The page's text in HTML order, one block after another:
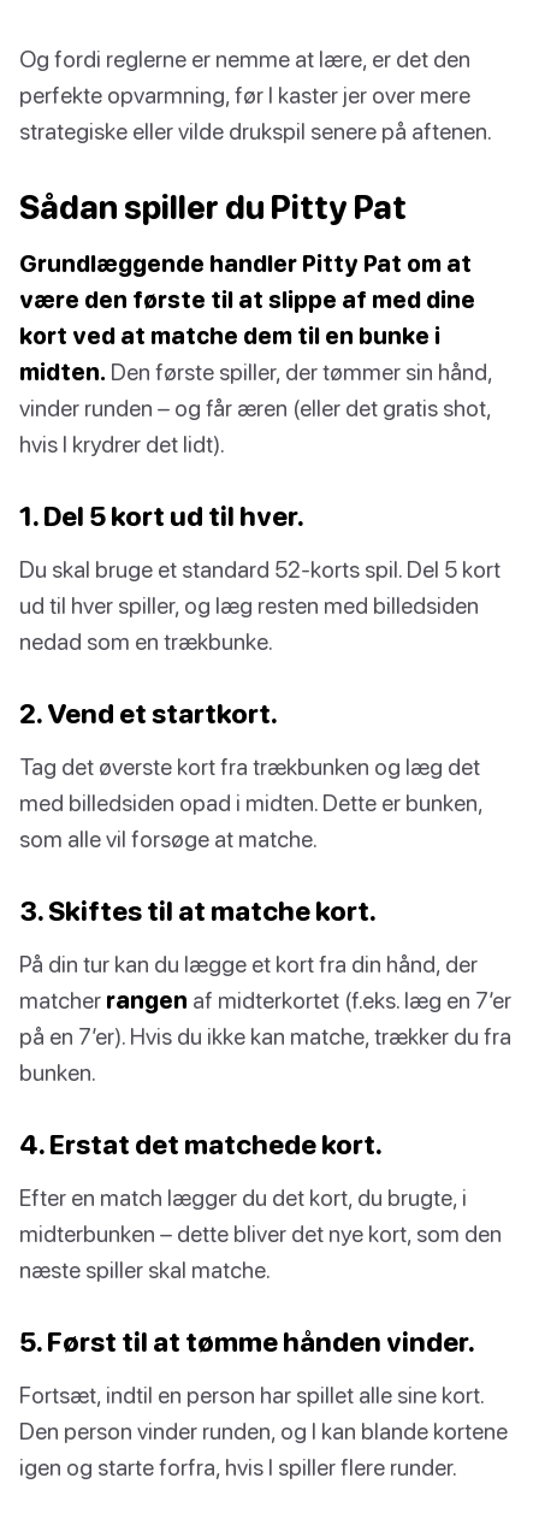
Og fordi reglerne er nemme at lære, er det den
perfekte opvarmning, før I kaster jer over mere
strategiske eller vilde drukspil senere på aftenen.
Sådan spiller du Pitty Pat
Grundlæggende handler Pitty Pat om at
være den første til at slippe af med dine
kort ved at matche dem til en bunke i
midten. Den første spiller, der tømmer sin hånd,
vinder runden – og får æren (eller det gratis shot,
hvis I krydrer det lidt).
1. Del 5 kort ud til hver.
Du skal bruge et standard 52-korts spil. Del 5 kort
ud til hver spiller, og læg resten med billedsiden
nedad som en trækbunke.
2. Vend et startkort.
Tag det øverste kort fra trækbunken og læg det
med billedsiden opad i midten. Dette er bunken,
som alle vil forsøge at matche.
3. Skiftes til at matche kort.
På din tur kan du lægge et kort fra din hånd, der
matcher rangen af midterkortet (f.eks. læg en 7’er
på en 7’er). Hvis du ikke kan matche, trækker du fra
bunken.
4. Erstat det matchede kort.
Efter en match lægger du det kort, du brugte, i
midterbunken – dette bliver det nye kort, som den
næste spiller skal matche.
5. Først til at tømme hånden vinder.
Fortsæt, indtil en person har spillet alle sine kort.
Den person vinder runden, og I kan blande kortene
igen og starte forfra, hvis I spiller flere runder.